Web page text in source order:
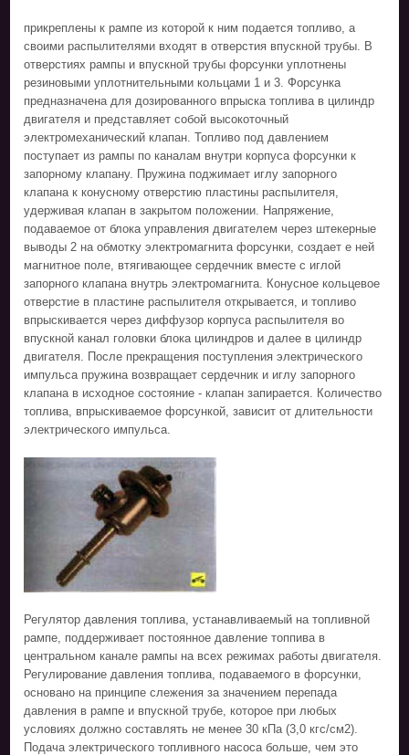
прикреплены к рампе из которой к ним подается топливо, а
своими распылителями входят в отверстия впускной трубы. В
отверстиях рампы и впускной трубы форсунки уплотнены
резиновыми уплотнительными кольцами 1 и 3. Форсунка
предназначена для дозированного впрыска топлива в цилиндр
двигателя и представляет собой высокоточный
электромеханический клапан. Топливо под давлением
поступает из рампы по каналам внутри корпуса форсунки к
запорному клапану. Пружина поджимает иглу запорного
клапана к конусному отверстию пластины распылителя,
удерживая клапан в закрытом положении. Напряжение,
подаваемое от блока управления двигателем через штекерные
выводы 2 на обмотку электромагнита форсунки, создает е ней
магнитное поле, втягивающее сердечник вместе с иглой
запорного клапана внутрь электромагнита. Конусное кольцевое
отверстие в пластине распылителя открывается, и топливо
впрыскивается через диффузор корпуса распылителя во
впускной канал головки блока цилиндров и далее в цилиндр
двигателя. После прекращения поступления электрического
импульса пружина возвращает сердечник и иглу запорного
клапана в исходное состояние - клапан запирается. Количество
топлива, впрыскиваемое форсункой, зависит от длительности
электрического импульса.
Регулятор давления топлива, устанавливаемый на топливной
рампе, поддерживает постоянное давление топпива в
центральном каналe рампы на всех режимах работы двигателя.
Регулирование давления топлива, подаваемого в форсунки,
основано на принципе слежения за значением перепада
давления в рампе и впускной трубе, которое при любых
условиях должно составлять не менее 30 кПа (3,0 кгс/см2).
Подача электрического топливного насоса больше, чем это